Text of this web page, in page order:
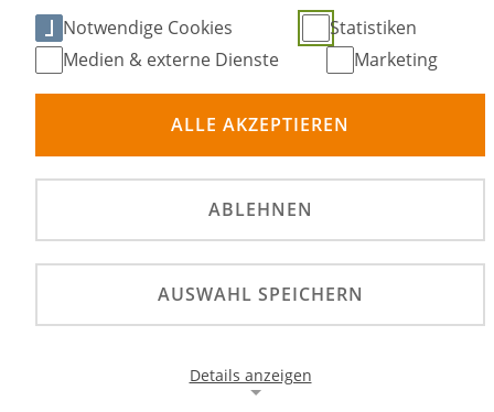
©
Wajtknecht waren drei punktgleiche Fahrer an der
Spitze der WM-Tabelle am Sonntag in den
Sandbahn bei Bremen gewann Titelverteidiger
Notwendige Cookies
Statistiken
Medien & externe Dienste
Marketing
ALLE AKZEPTIEREN
ABLEHNEN
AUSWAHL SPEICHERN
Details anzeigen